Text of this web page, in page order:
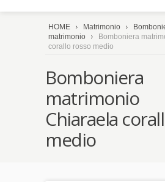
HOME Matrimonio
matrimonio
Bomboniera
corallo rosso medio
Bomboniera
matrimonio
Chiaraela
medio